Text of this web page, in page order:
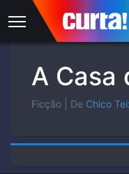
A Casa
Ficção | De Chico